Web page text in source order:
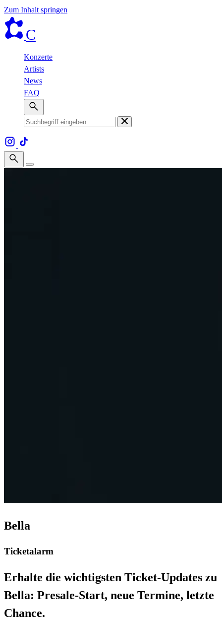
Zum Inhalt springen
C
Konzerte
Artists
News
FAQ
Bella
Ticketalarm
Erhalte die wichtigsten Ticket-Updates zu
Bella: Presale-Start, neue Termine, letzte
Chance.